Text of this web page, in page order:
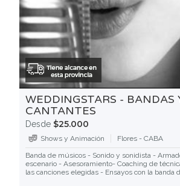
WEDDINGSTARS - BANDAS
CANTANTES
Desde $25.000
Shows y Animación
Flores - CABA
Banda de músicos - Sonido y sonidista -
escenario - Asesoramiento- Coaching de
las canciones elegidas - Ensayos con la banda